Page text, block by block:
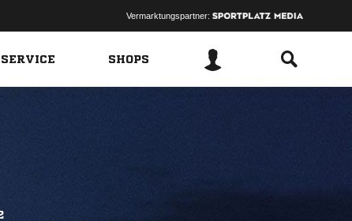
Vermarktungspartner:
SHOPS